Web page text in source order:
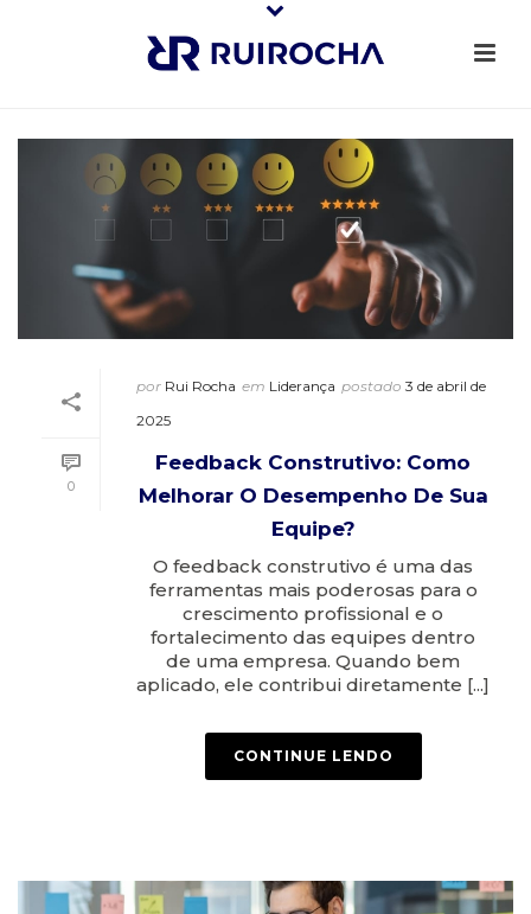
0
por Rui Rocha em Liderança postado 3 de abril de
2025
Feedback Construtivo: Como
Melhorar O Desempenho De Sua
Equipe?
O feedback construtivo é uma das
ferramentas mais poderosas para o
crescimento profissional e o
fortalecimento das equipes dentro
de uma empresa. Quando bem
aplicado, ele contribui diretamente [...]
CONTINUE LENDO